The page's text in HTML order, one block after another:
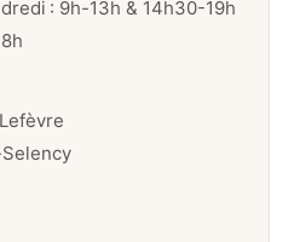
: 9h-13h & 14h30-19h